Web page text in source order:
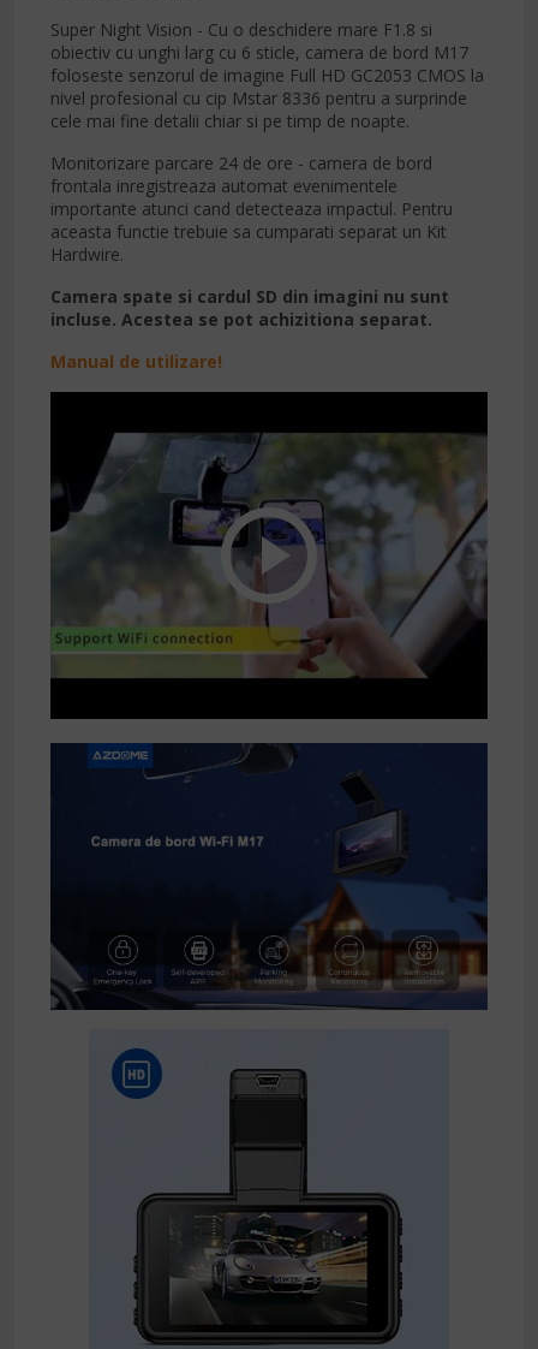
Super Night Vision - Cu o deschidere mare F1.8 si
obiectiv cu unghi larg cu 6 sticle, camera de bord M17
foloseste senzorul de imagine Full HD GC2053 CMOS la
nivel profesional cu cip Mstar 8336 pentru a surprinde
cele mai fine detalii chiar si pe timp de noapte.
Monitorizare parcare 24 de ore - camera de bord
frontala inregistreaza automat evenimentele
importante atunci cand detecteaza impactul. Pentru
aceasta functie trebuie sa cumparati separat un Kit
Hardwire.
Camera spate si cardul SD din imagini nu sunt
incluse. Acestea se pot achizitiona separat.
Manual de utilizare!